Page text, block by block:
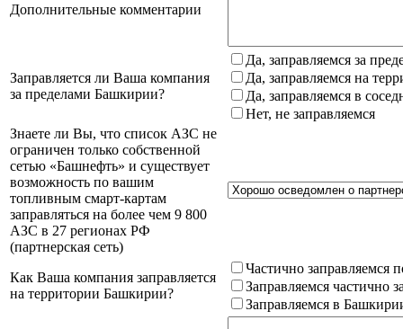
Дополнительные комментарии
Заправляется ли Ваша компания
за пределами Башкирии?
Да, заправляемся за
Да, заправляемся на
Да, заправляемся в
Нет, не заправляемся
Знаете ли Вы, что список АЗС не
ограничен только собственной
сетью «Башнефть» и существует
возможность по вашим
топливным смарт-картам
заправляться на более чем 9 800
АЗС в 27 регионах РФ
(партнерская сеть)
Как Ваша компания заправляется
на территории Башкирии?
Частично заправляемся
Заправляемся частично
Заправляемся в